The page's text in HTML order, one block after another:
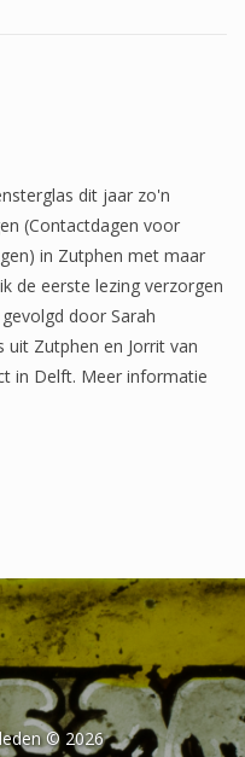
1700-
dit jaar zo'n
(Contactdagen voor
in Zutphen met maar
de eerste lezing verzorgen
door Sarah
uit Zutphen en Jorrit van
in Delft. Meer informatie
© 2026